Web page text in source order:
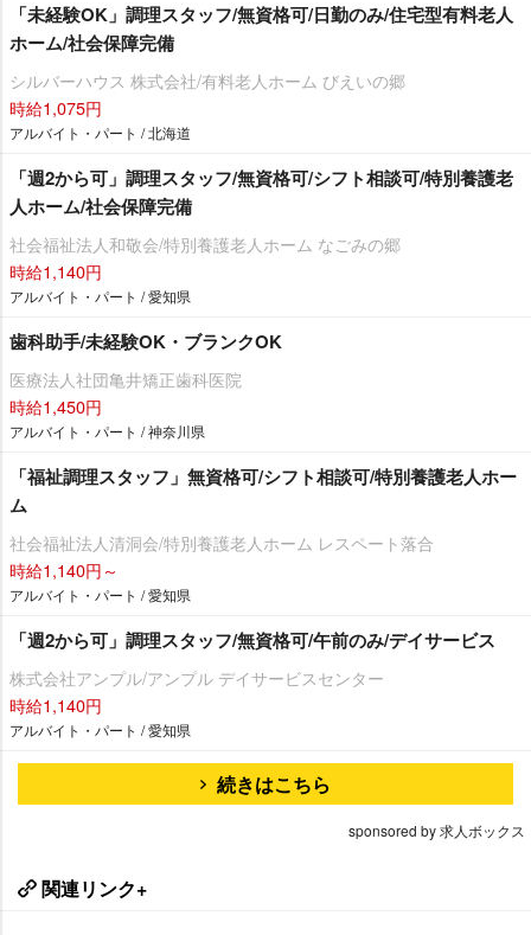
「未経験OK」調理スタッフ/無資格可/日勤のみ/住宅型有料老人
ホーム/社会保障完備
シルバーハウス 株式会社/有料老人ホーム びえいの郷
時給1,075円
アルバイト・パート / 北海道
「週2から可」調理スタッフ/無資格可/シフト相談可/特別養護老
人ホーム/社会保障完備
社会福祉法人和敬会/特別養護老人ホーム なごみの郷
時給1,140円
アルバイト・パート / 愛知県
歯科助手/未経験OK・ブランクOK
医療法人社団亀井矯正歯科医院
時給1,450円
アルバイト・パート / 神奈川県
「福祉調理スタッフ」無資格可/シフト相談可/特別養護老人ホー
ム
社会福祉法人清洞会/特別養護老人ホーム レスペート落合
時給1,140円～
アルバイト・パート / 愛知県
「週2から可」調理スタッフ/無資格可/午前のみ/デイサービス
株式会社アンプル/アンプル デイサービスセンター
時給1,140円
アルバイト・パート / 愛知県
続きはこちら
sponsored by 求人ボックス
関連リンク+